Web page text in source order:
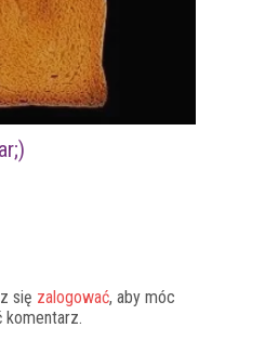
się zalogować, aby móc
komentarz.